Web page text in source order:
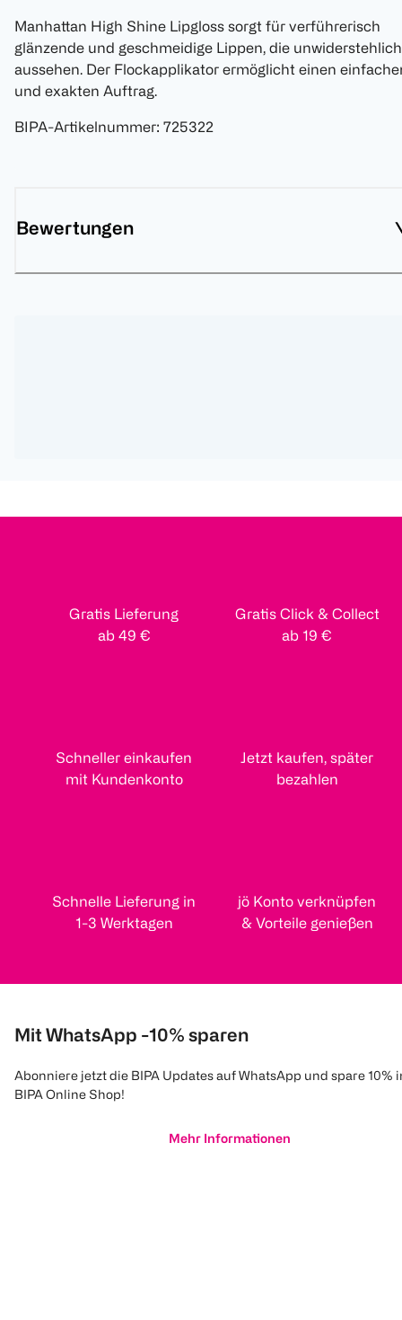
Manhattan High Shine Lipgloss sorgt für verführerisch
glänzende und geschmeidige Lippen, die unwiderstehlich
aussehen. Der Flockapplikator ermöglicht einen
und exakten Auftrag.
BIPA-Artikelnummer: 725322
Bewertungen
Gratis Lieferung
ab 49 €
Gratis Click & Collect
ab 19 €
Schneller einkaufen
mit Kundenkonto
Jetzt kaufen, später
bezahlen
Schnelle Lieferung in
1-3 Werktagen
jö Konto verknüpfen
& Vorteile genießen
Mit WhatsApp -10% sparen
Abonniere jetzt die BIPA Updates auf WhatsApp und spare 10%
BIPA Online Shop!
Mehr Informationen